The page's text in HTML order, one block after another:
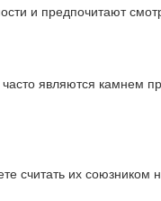
и предпочитают
являются камнем
считать их